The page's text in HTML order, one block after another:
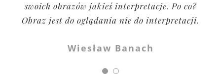
swoich obrazów jakieś interpretacje. Po co?
Obraz jest do oglądania nie do interpretacji.
Wiesław Banach
Piotr Dmochowski